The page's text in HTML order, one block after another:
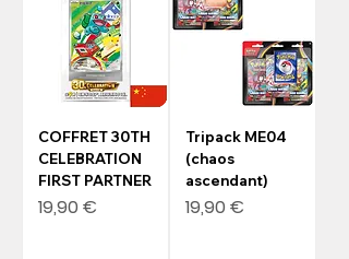
COFFRET 30TH
CELEBRATION
FIRST PARTNER
Prix
19,90 €
Tripack ME04
(chaos
ascendant)
Prix
19,90 €